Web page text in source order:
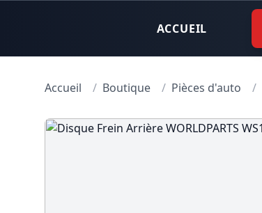
ACCUEIL
Accueil / Boutique / Pièces d'auto /